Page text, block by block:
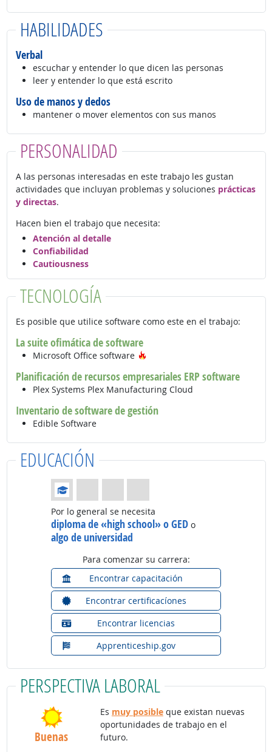
HABILIDADES
Verbal
escuchar y entender lo que dicen las personas
leer y entender lo que está escrito
Uso de manos y dedos
mantener o mover elementos con sus manos
PERSONALIDAD
A las personas interesadas en este trabajo les gustan
actividades que incluyan problemas y soluciones prácticas
y directas.
Hacen bien el trabajo que necesita:
Atención al detalle
Confiabilidad
Cautiousness
TECNOLOGÍA
Es posible que utilice software como este en el trabajo:
La suite ofimática de software
Microsoft Office software
Planificación de recursos empresariales ERP software
Plex Systems Plex Manufacturing Cloud
Inventario de software de gestión
Edible Software
EDUCACIÓN
Educación: (Calificación 1 de 4)
Por lo general se necesita
diploma de «high school» o GED o
algo de universidad
Para comenzar su carrera:
Encontrar capacitación
Encontrar certificacíones
Encontrar licencias
Apprenticeship.gov
PERSPECTIVA LABORAL
Buenas
Es muy posibleque existan nuevas
oportunidades de trabajo en el
futuro.